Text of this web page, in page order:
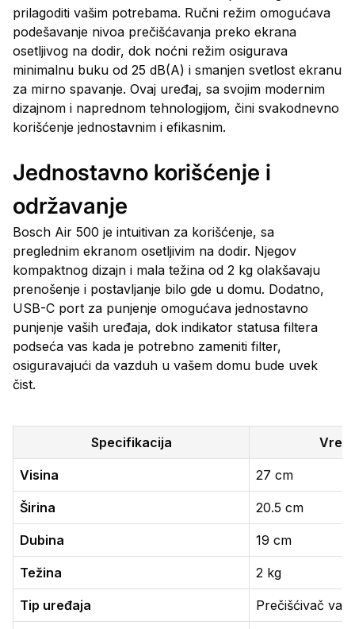
prilagoditi vašim potrebama. Ručni režim omogućava
podešavanje nivoa prečišćavanja preko ekrana
osetljivog na dodir, dok noćni režim osigurava
minimalnu buku od 25 dB(A) i smanjen svetlost ekranu
za mirno spavanje. Ovaj uređaj, sa svojim modernim
dizajnom i naprednom tehnologijom, čini svakodnevno
korišćenje jednostavnim i efikasnim.
Jednostavno korišćenje i
održavanje
Bosch Air 500 je intuitivan za korišćenje, sa
preglednim ekranom osetljivim na dodir. Njegov
kompaktnog dizajn i mala težina od 2 kg olakšavaju
prenošenje i postavljanje bilo gde u domu. Dodatno,
USB-C port za punjenje omogućava jednostavno
punjenje vaših uređaja, dok indikator statusa filtera
podseća vas kada je potrebno zameniti filter,
osiguravajući da vazduh u vašem domu bude uvek
čist.
Specifikacija
Visina 27 cm
Širina 20.5 cm
Dubina 19 cm
Težina 2 kg
Tip uređaja Prečišćivač